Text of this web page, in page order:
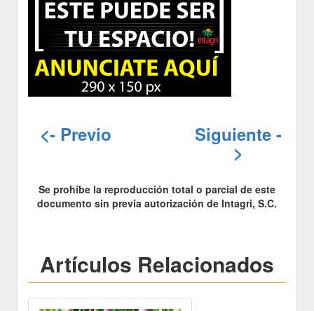
<- Previo Siguiente -
>
Se prohíbe la reproducción total o parcial de este
documento sin previa autorización de Intagri, S.C.
Artículos Relacionados